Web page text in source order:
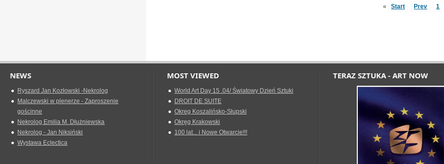
« Start Prev 1
NEWS
Ryszard Jan Kozłowski -Nekrolog
Malczewski w plenerze - Zaproszenie
gościnne
Nekrolog Emilia M. Dłużniewska
Nekrolog - Jan Niksiński
Wystawa Eclectica
MOST VIEWED
World Art Day 15 .04/ Światowy Dzień Sztuki
DROIT DE SUITE
Okreg Koszalińsko-Słupski
Okręg Krakowski
100 lat... i Nowe Otwarcie!!!
TERAZ SZTUKA - ART NOW